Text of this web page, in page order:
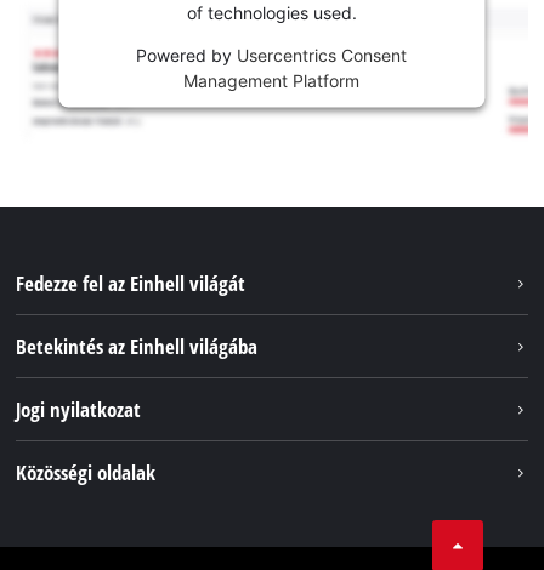
of technologies used.
Powered by Usercentrics Consent
Management Platform
Fedezze fel az Einhell világát
Betekintés az Einhell világába
Az Einhell világszerte
Jogi nyilatkozat
Közösségi oldalak